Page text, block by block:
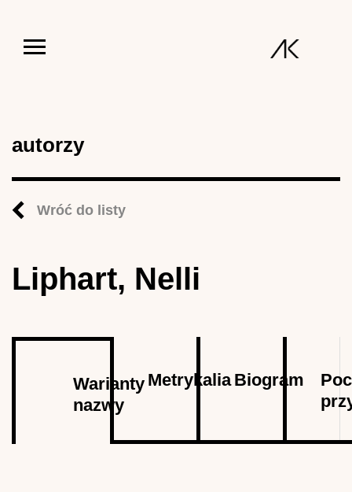
autorzy
Wróć do listy
Liphart, Nelli
Warianty
nazwy
karta)
MetrykaliaBiogram